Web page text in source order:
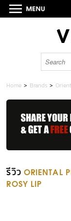
Home > Brands >
รีวิว ORIENTAL
ROSY LIP